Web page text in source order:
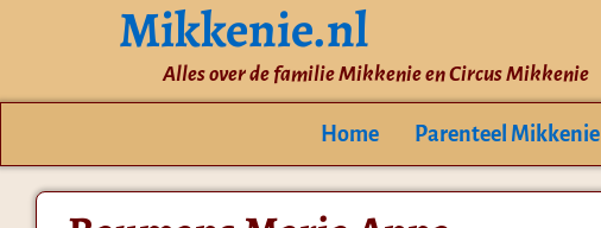
Mikkenie.nl
Alles over de familie Mikkenie en Circus Mikkenie
Home Parenteel Mikkenie